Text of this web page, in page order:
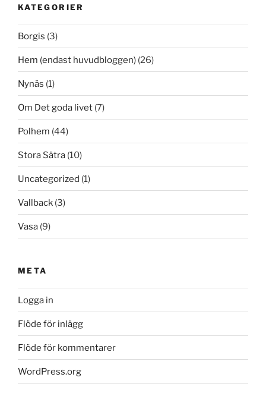
KATEGORIER
Borgis (3)
Hem (endast huvudbloggen) (26)
Nynäs (1)
Om Det goda livet (7)
Polhem (44)
Stora Sätra (10)
Uncategorized (1)
Vallback (3)
Vasa (9)
META
Logga in
Flöde för inlägg
Flöde för kommentarer
WordPress.org